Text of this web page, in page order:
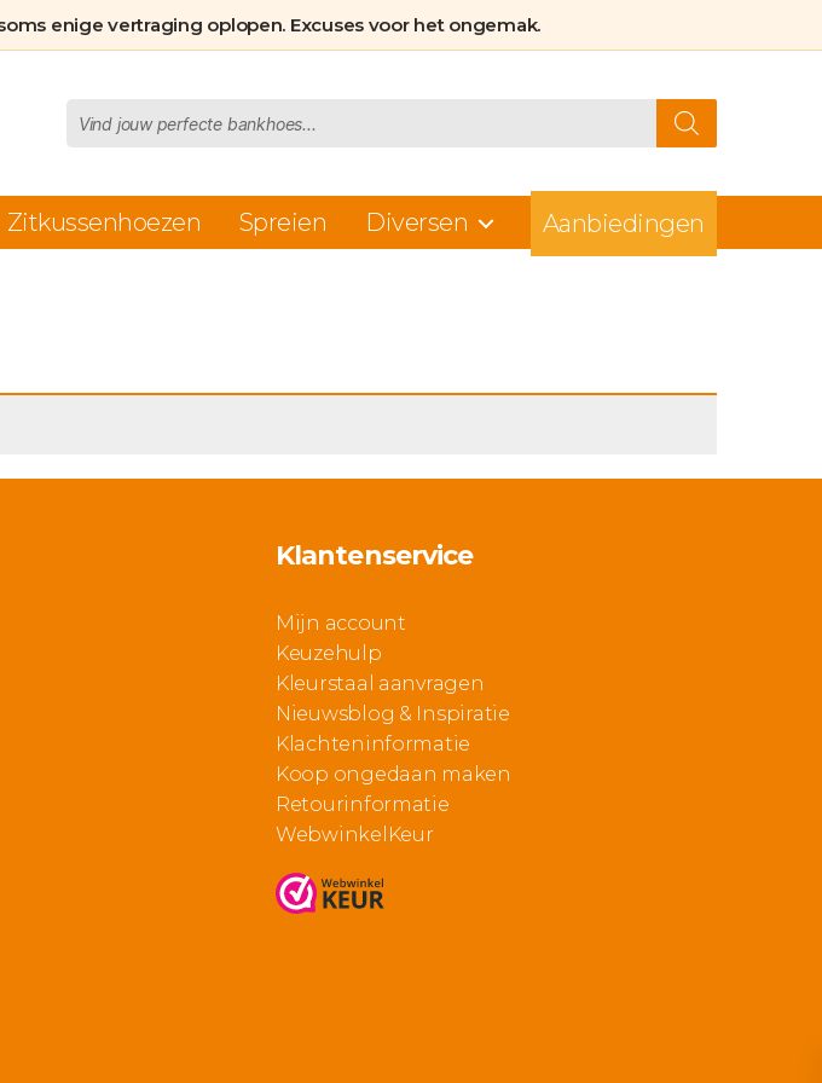
enige vertraging oplopen. Excuses voor het ongemak.
zoeken
Zitkussenhoezen Spreien Diversen Aanbiedingen
Klantenservice
Mijn account
Keuzehulp
Kleurstaal aanvragen
Nieuwsblog & Inspiratie
Klachteninformatie
Koop ongedaan maken
Retourinformatie
WebwinkelKeur